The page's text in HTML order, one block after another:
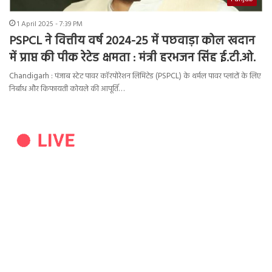
1 April 2025 - 7:39 PM
PSPCL ने वित्तीय वर्ष 2024-25 में पछवाड़ा कोल खदान
में प्राप्त की पीक रेटेड क्षमता : मंत्री हरभजन सिंह ई.टी.ओ.
Chandigarh : पंजाब स्टेट पावर कॉरपोरेशन लिमिटेड (PSPCL) के थर्मल पावर प्लांटों के लिए
निर्बाध और किफायती कोयले की आपूर्ति…